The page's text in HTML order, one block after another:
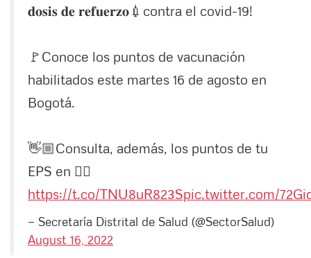
𝐝𝐨𝐬𝐢𝐬 𝐝𝐞 𝐫𝐞𝐟𝐮𝐞𝐫𝐳𝐨💉contra el covid-19!
🚩Conoce los puntos de vacunación
habilitados este martes 16 de agosto en
Bogotá.
👋🏼Consulta, además, los puntos de tu
EPS en 👉🏼
https://t.co/TNU8uR823Spic.twitter.com/
— Secretaría Distrital de Salud (@SectorSalud)
August 16, 2022